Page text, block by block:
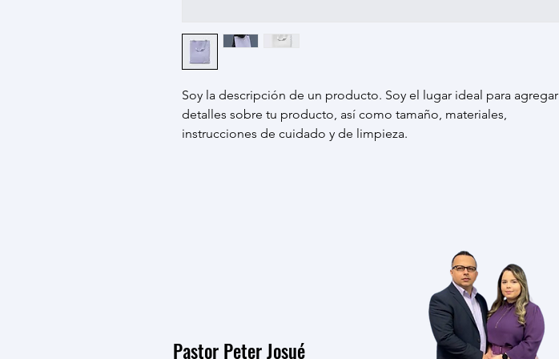
Soy la descripción de un producto. Soy el lugar ideal para agregar
detalles sobre tu producto, así como tamaño, materiales,
instrucciones de cuidado y de limpieza.
Pastor Peter Josué